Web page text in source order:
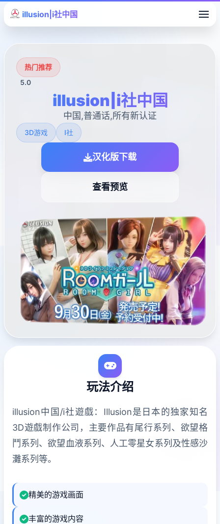
illusion|i社中国
热门推荐
5.0
illusion|i社中国
中国,普通话,所有新认证
3D游戏 I社
汉化版下载
查看预览
玩法介绍
illusion中国/i社遊戲：Illusion是日本的独家知名
3D遊戲制作公司，主要作品有尾行系列、欲望格
鬥系列、欲望血液系列、人工零星女系列及性感沙
灘系列等。
精美的游戏画面
丰富的游戏内容